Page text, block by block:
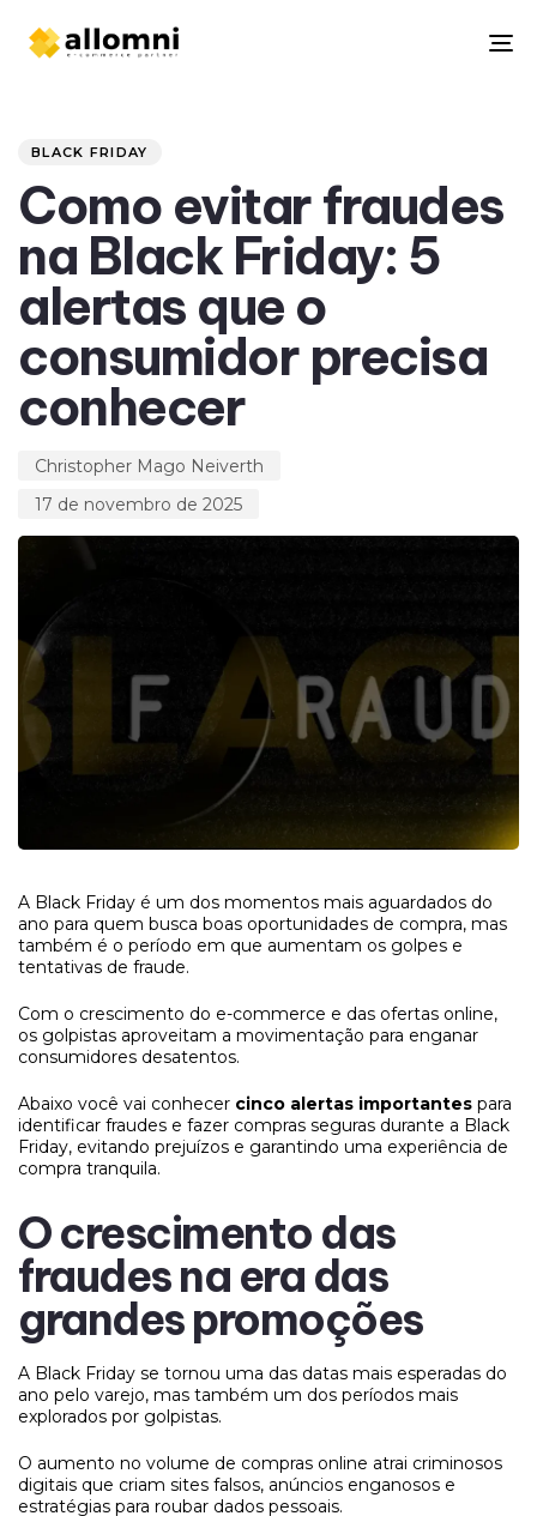
BLACK FRIDAY
Como evitar fraudes
na Black Friday: 5
alertas que o
consumidor precisa
conhecer
Christopher Mago Neiverth
17 de novembro de 2025
A Black Friday é um dos momentos mais aguardados do
ano para quem busca boas oportunidades de compra, mas
também é o período em que aumentam os golpes e
tentativas de fraude.
Com o crescimento do e-commerce e das ofertas online,
os golpistas aproveitam a movimentação para enganar
consumidores desatentos.
Abaixo você vai conhecer cinco alertas importantes para
identificar fraudes e fazer compras seguras durante a Black
Friday, evitando prejuízos e garantindo uma experiência de
compra tranquila.
O crescimento das
fraudes na era das
grandes promoções
A Black Friday se tornou uma das datas mais esperadas do
ano pelo varejo, mas também um dos períodos mais
explorados por golpistas.
O aumento no volume de compras online atrai criminosos
digitais que criam sites falsos, anúncios enganosos e
estratégias para roubar dados pessoais.